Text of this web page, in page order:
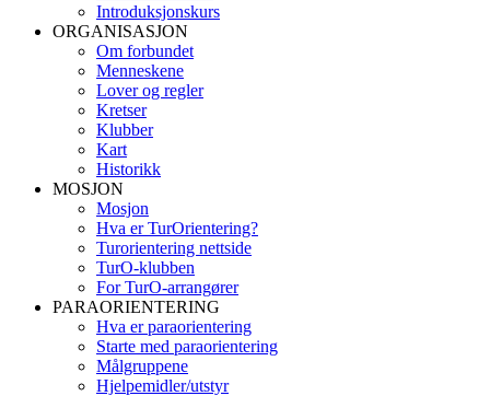
Introduksjonskurs
ORGANISASJON
Om forbundet
Menneskene
Lover og regler
Kretser
Klubber
Kart
Historikk
MOSJON
Mosjon
Hva er TurOrientering?
Turorientering nettside
TurO-klubben
For TurO-arrangører
PARAORIENTERING
Hva er paraorientering
Starte med paraorientering
Målgruppene
Hjelpemidler/utstyr